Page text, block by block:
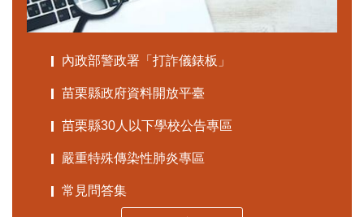
內政部警政署「打詐儀錶板」
苗栗縣政府資料開放平臺
苗栗縣30人以下學校公告專區
嚴重特殊傳染性肺炎專區
常見問答集